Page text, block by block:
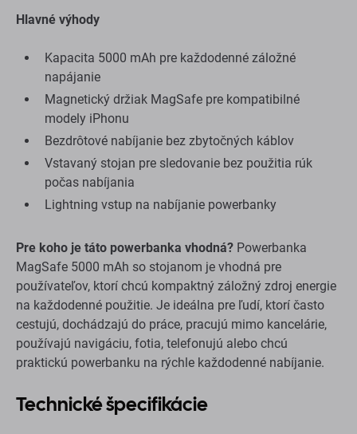
Hlavné výhody
Kapacita 5000 mAh pre každodenné záložné
napájanie
Magnetický držiak MagSafe pre kompatibilné
modely iPhonu
Bezdrôtové nabíjanie bez zbytočných káblov
Vstavaný stojan pre sledovanie bez použitia rúk
počas nabíjania
Lightning vstup na nabíjanie powerbanky
Pre koho je táto powerbanka vhodná? Powerbanka
MagSafe 5000 mAh so stojanom je vhodná pre
používateľov, ktorí chcú kompaktný záložný zdroj energie
na každodenné použitie. Je ideálna pre ľudí, ktorí často
cestujú, dochádzajú do práce, pracujú mimo kancelárie,
používajú navigáciu, fotia, telefonujú alebo chcú
praktickú powerbanku na rýchle každodenné nabíjanie.
Technické špecifikácie